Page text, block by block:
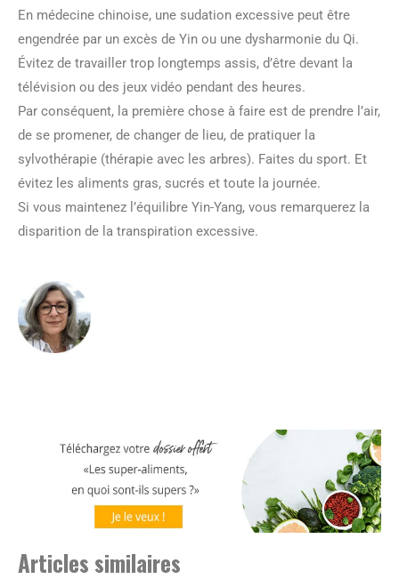
En médecine chinoise, une sudation excessive peut être
engendrée par un excès de Yin ou une dysharmonie du Qi.
Évitez de travailler trop longtemps assis, d’être devant la
télévision ou des jeux vidéo pendant des heures.
Par conséquent, la première chose à faire est de prendre l’air,
de se promener, de changer de lieu, de pratiquer la
sylvothérapie (thérapie avec les arbres). Faites du sport. Et
évitez les aliments gras, sucrés et toute la journée.
Si vous maintenez l’équilibre Yin-Yang, vous remarquerez la
disparition de la transpiration excessive.
Articles similaires